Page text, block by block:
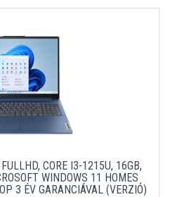
CORE I3-1215U, 16GB,
WINDOWS 11 HOMES
3 ÉV GARANCIÁVAL (VERZIÓ)